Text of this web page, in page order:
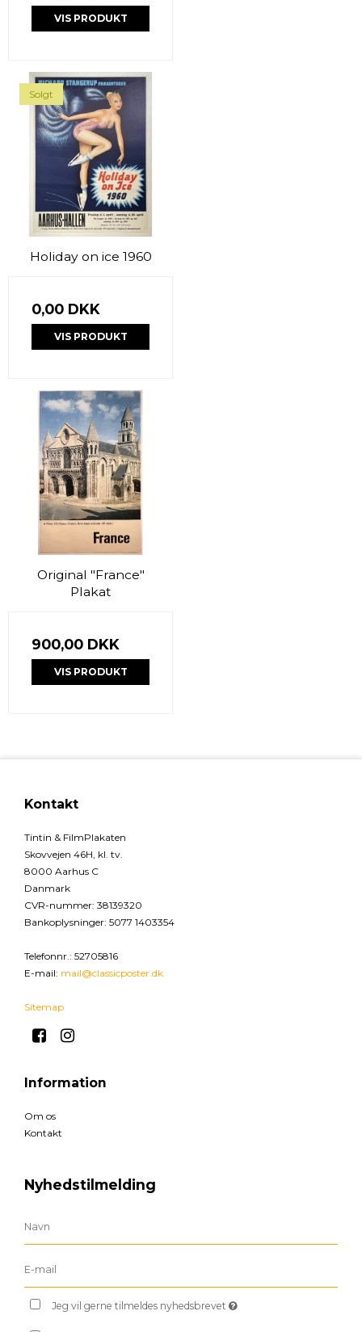
VIS PRODUKT
Solgt
Holiday on ice 1960
0,00 DKK
VIS PRODUKT
Original "France"
Plakat
900,00 DKK
VIS PRODUKT
Kontakt
Tintin & FilmPlakaten
Skovvejen 46H, kl. tv.
8000 Aarhus C
Danmark
CVR-nummer: 38139320
Bankoplysninger: 5077 1403354
Telefonnr.: 52705816
E-mail: mail@classicposter.dk
Sitemap
Information
Om os
Kontakt
Nyhedstilmelding
Jeg vil gerne tilmeldes nyhedsbrevet